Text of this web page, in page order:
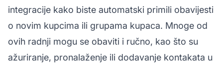
integracije kako biste automatski primili obavijesti
o novim kupcima ili grupama kupaca. Mnoge od
ovih radnji mogu se obaviti i ručno, kao što su
ažuriranje, pronalaženje ili dodavanje kontakata u